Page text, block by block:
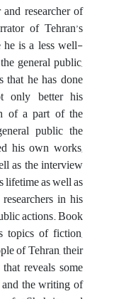
researcher of
of Tehran’s
he is a less well-
general public,
he has done
only better his
of a part of the
public the
his own works,
as the interview
lifetime as well as
in his
actions. Book
topics of fiction,
of Tehran, their
reveals some
the writing of